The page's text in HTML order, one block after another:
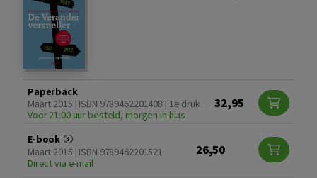
Paperback
Maart 2015 | ISBN 9789462201408 | 1e druk
Voor 21:00 uur besteld, morgen in huis
32,95
E-book
Maart 2015 | ISBN 9789462201521
Direct via e-mail
26,50